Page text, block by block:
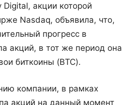
акции которой
Nasdaq, объявила, что,
прогресс в
акций, в тот же период она
биткоины (BTC).
компании, в рамках
акций на данный момент